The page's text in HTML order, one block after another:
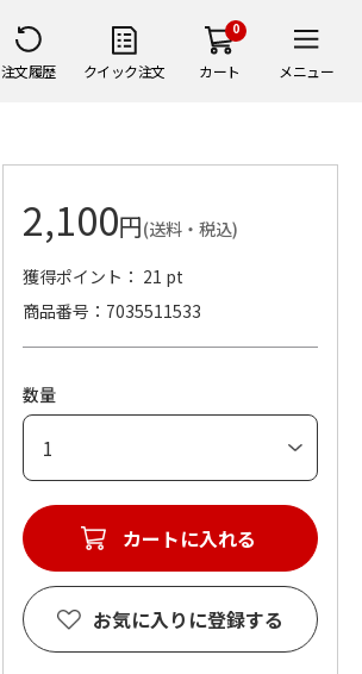
注文履歴 クイック注文
0
カート メニュー
2,100円(送料・税込)
獲得ポイント： 21 pt
商品番号
7035511533
数量
カートに入れる
お気に入りに登録する